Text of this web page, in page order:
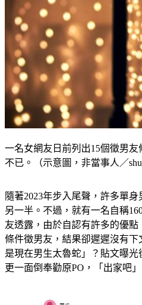
一名女網友日前列出15個徵男
不已。（示意圖，非當事人／
隨著2023年步入尾聲，許多單
另一半。不過，就有一名自稱
友透露，由於自認有許多的優
條件徵男友，結果卻遲遲沒有
是現在男生太魯蛇」？貼文曝
更一面倒奉勸原PO，「出家吧」